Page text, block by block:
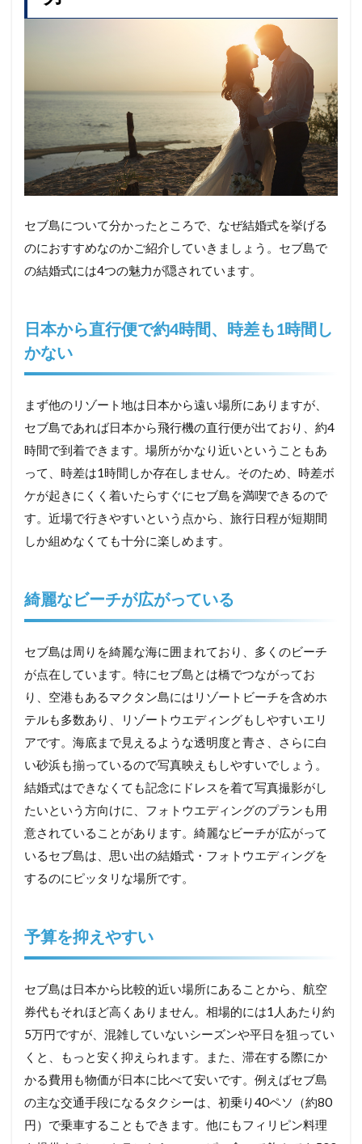
セブ島について分かったところで、なぜ結婚式を挙げる
のにおすすめなのかご紹介していきましょう。セブ島で
の結婚式には4つの魅力が隠されています。
日本から直行便で約4時間、時差も1時間し
かない
まず他のリゾート地は日本から遠い場所にありますが、
セブ島であれば日本から飛行機の直行便が出ており、約4
時間で到着できます。場所がかなり近いということもあ
って、時差は1時間しか存在しません。そのため、時差ボ
ケが起きにくく着いたらすぐにセブ島を満喫できるので
す。近場で行きやすいという点から、旅行日程が短期間
しか組めなくても十分に楽しめます。
綺麗なビーチが広がっている
セブ島は周りを綺麗な海に囲まれており、多くのビーチ
が点在しています。特にセブ島とは橋でつながってお
り、空港もあるマクタン島にはリゾートビーチを含めホ
テルも多数あり、リゾートウエディングもしやすいエリ
アです。海底まで見えるような透明度と青さ、さらに白
い砂浜も揃っているので写真映えもしやすいでしょう。
結婚式はできなくても記念にドレスを着て写真撮影がし
たいという方向けに、フォトウエディングのプランも用
意されていることがあります。綺麗なビーチが広がって
いるセブ島は、思い出の結婚式・フォトウエディングを
するのにピッタリな場所です。
予算を抑えやすい
セブ島は日本から比較的近い場所にあることから、航空
券代もそれほど高くありません。相場的には1人あたり約
5万円ですが、混雑していないシーズンや平日を狙ってい
くと、もっと安く抑えられます。また、滞在する際にか
かる費用も物価が日本に比べて安いです。例えばセブ島
の主な交通手段になるタクシーは、初乗り40ペソ（約80
円）で乗車することもできます。他にもフィリピン料理